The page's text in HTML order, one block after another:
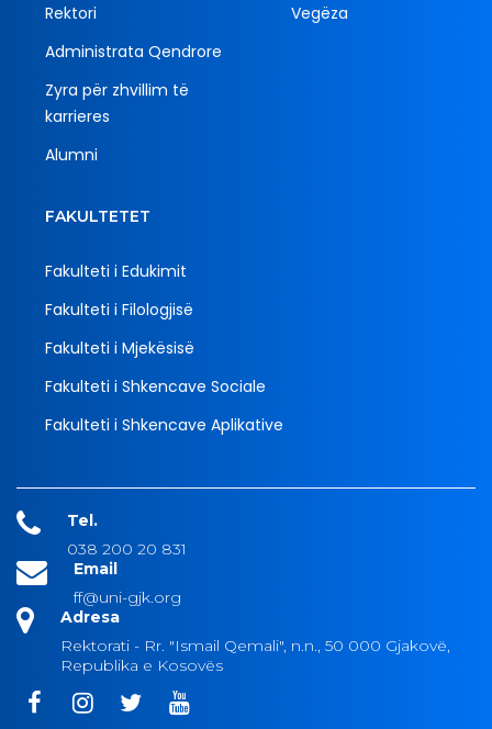
Rektori
Administrata Qendrore
Zyra për zhvillim të
karrieres
Alumni
Vegëza
FAKULTETET
Fakulteti i Edukimit
Fakulteti i Filologjisë
Fakulteti i Mjekësisë
Fakulteti i Shkencave Sociale
Fakulteti i Shkencave Aplikative
Tel.
038 200 20 831
Email
ff@uni-gjk.org
Adresa
Rektorati - Rr. "Ismail Qemali", n.n., 50 000 Gjakovë,
Republika e Kosovës